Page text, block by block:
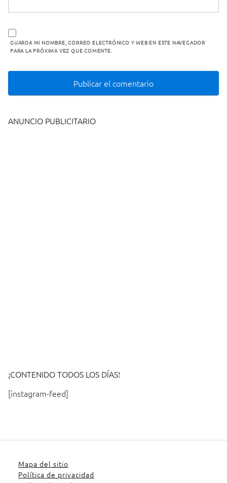
GUARDA MI NOMBRE, CORREO ELECTRÓNICO Y WEB EN ESTE NAVEGADOR
PARA LA PRÓXIMA VEZ QUE COMENTE.
ANUNCIO PUBLICITARIO
¡CONTENIDO TODOS LOS DÍAS!
[instagram-feed]
Mapa del sitio
Política de privacidad